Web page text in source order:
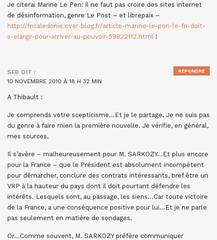
Je citerai Marine Le Pen: il ne faut pas croire des sites internet
de désinformation, genre Le Post – et librepaix –
http://fncaledonie.over-blog.fr/article-marine-le-pen-le-fn-doit-
s-elargir-pour-arriver-au-pouvoir-59822112.html !
SEB DIT :
10 NOVEMBRE 2010 À 18 H 32 MIN
A Thibault :
Je comprends votre scepticisme…Et je le partage. Je ne suis pas
du genre à faire mien la première nouvelle. Je vérifie, en général,
mes sources.
Il s’avère – malheureusement pour M. SARKOZY…Et plus encore
pour la France – que le Président est absolument incompétent
pour démarcher, conclure des contrats intéressants, bref être un
VRP à la hauteur du pays dont il doit pourtant défendre les
intérêts. Lesquels sont, au passage, les siens…Car toute victoire
de la France, a une conséquence positive pour lui…Et je ne parle
pas seulement en matière de sondages.
Or…Comme souvent, M. SARKOZY préfère communiquer
RÉPONDRE